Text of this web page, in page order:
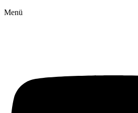
Menü